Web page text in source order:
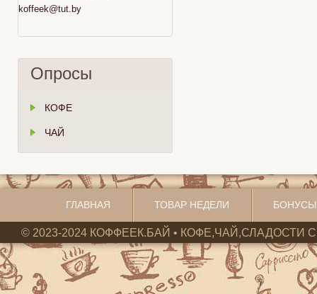
koffeek@tut.by
Опросы
КОФЕ
ЧАЙ
ГЛАВНАЯ ТОВАР НЕДЕЛИ
© 2023-2024 КОФФЕЕК.БАЙ • КОФЕ,ЧАЙ,СЛАДОСТИ С